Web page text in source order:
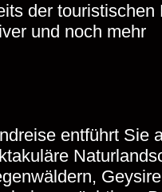
der touristischen
und noch mehr
entführt Sie